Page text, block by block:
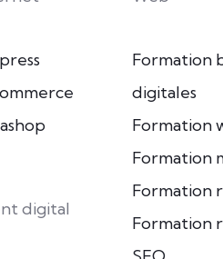
digital
Formation
digitales
Formation
Formation
Formation
Formation